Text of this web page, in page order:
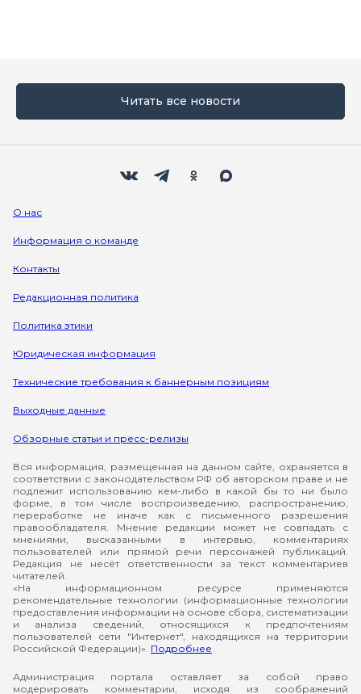
Читать все новости
О нас
Информация о команде
Контакты
Редакционная политика
Политика этики
Юридическая информация
Технические требования к баннерным позициям
Выходные данные
Обзорные статьи и пресс-релизы
Вся информация, размещенная на данном сайте, охраняется в
соответствии с законодательством РФ об авторском праве и не
подлежит использованию кем-либо в какой бы то ни было
форме, в том числе воспроизведению, распространению,
переработке не иначе как с письменного разрешения
правообладателя. Мнение редакции может не совпадать с
мнениями, высказанными в интервью, комментариях
пользователей или прямой речи персонажей публикаций.
Редакция не несёт ответственности за текст комментариев
читателей.
«На информационном ресурсе применяются
рекомендательные технологии (информационные технологии
предоставления информации на основе сбора, систематизации
и анализа сведений, относящихся к предпочтениям
пользователей сети "Интернет", находящихся на территории
Российской Федерации)». Подробнее
Администрация портала оставляет за собой право
модерировать комментарии, исходя из соображений